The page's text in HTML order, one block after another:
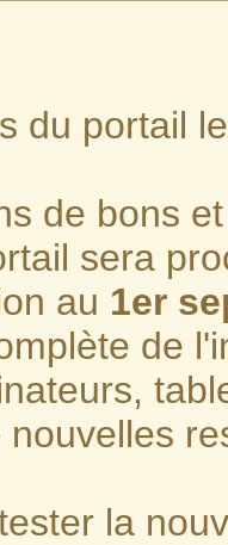
du portail
de bons
sera
au 1er
de
la